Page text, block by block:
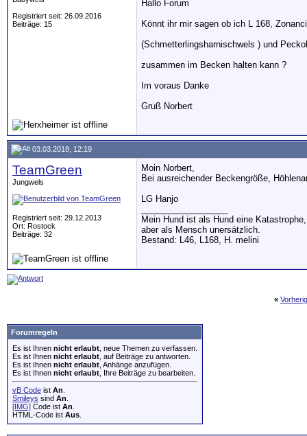
Registriert seit: 26.09.2016
Beiträge: 15
Hallo Forum
Könnt ihr mir sagen ob ich L 168,
(Schmetterlingsharnischwels ) und
zusammen im Becken halten kann ?
Im voraus Danke
Gruß Norbert
03.03.2018, 12:19
TeamGreen
Jungwels
Registriert seit: 29.12.2013
Ort: Rostock
Beiträge: 32
Moin Norbert,
Bei ausreichender Beckengröße,
LG Hanjo
Mein Hund ist als Hund eine Katastrophe,
aber als Mensch unersätzlich.
Bestand: L46, L168, H. melini
«
Forumregeln
Es ist Ihnen nicht erlaubt , neue Themen zu verfassen.
Es ist Ihnen nicht erlaubt , auf Beiträge zu antworten.
Es ist Ihnen nicht erlaubt , Anhänge anzufügen.
Es ist Ihnen nicht erlaubt , Ihre Beiträge zu bearbeiten.
vB Code ist An
Smileys sind An
[IMG] Code ist An
HTML-Code ist Aus